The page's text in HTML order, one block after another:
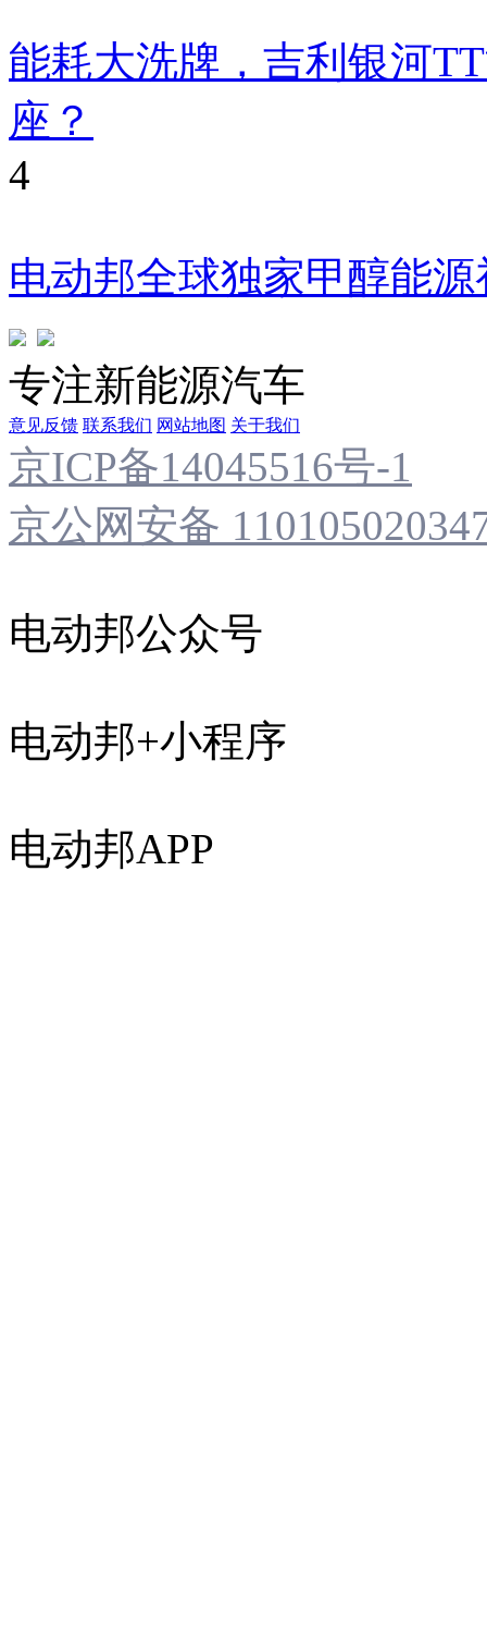
能耗大洗牌，吉利银河
座？
4
电动邦全球独家甲醇能
专注新能源汽车
意见反馈 联系我们 网站地图 关于我们
京ICP备14045516号-1
京公网安备
电动邦公众号
电动邦+小程序
电动邦APP